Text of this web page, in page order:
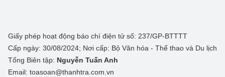
Giấy phép hoạt động báo chí điện tử số: 237/GP-BTTTT
Cấp ngày: 30/08/2024; Nơi cấp: Bộ Văn hóa - Thể thao và Du lịch
Tổng Biên tập: Nguyễn Tuấn Anh
Email: toasoan@thanhtra.com.vn